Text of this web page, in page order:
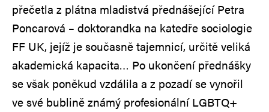
přečetla z plátna mladistvá přednášející Petra
Poncarová – doktorandka na katedře sociologie
FF UK, jejíž je současně tajemnicí, určitě veliká
akademická kapacita… Po ukončení přednášky
se však poněkud vzdálila a z pozadí se vynořil
ve své bublině známý profesionální LGBTQ+